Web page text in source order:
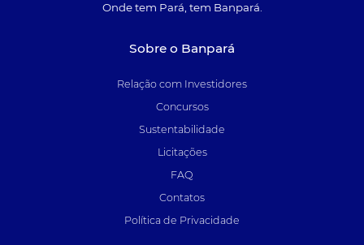
Onde tem Pará, tem Banpará.
Sobre o Banpará
Relação com Investidores
Concursos
Sustentabilidade
Licitações
FAQ
Contatos
Política de Privacidade